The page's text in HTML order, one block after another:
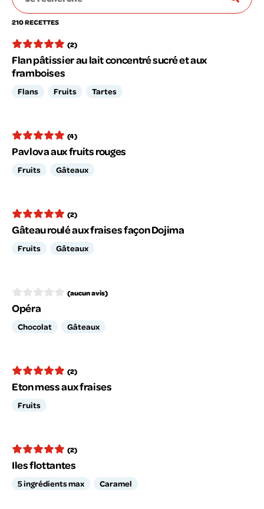
210 RECETTES
(2)
Flan pâtissier au lait concentré sucré et aux
framboises
Flans Fruits Tartes
(4)
Pavlova aux fruits rouges
Fruits Gâteaux
(2)
Gâteau roulé aux fraises façon Dojima
Fruits Gâteaux
(aucun avis)
Opéra
Chocolat Gâteaux
(2)
Eton mess aux fraises
Fruits
(2)
Iles flottantes
5 ingrédients max Caramel